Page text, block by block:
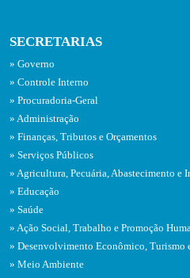
SECRETARIAS
Governo
Controle Interno
Procuradoria-Geral
Administração
Finanças, Tributos e Orçamentos
Serviços Públicos
Agricultura, Pecuária, Abastecimento e
Educação
Saúde
Ação Social, Trabalho e Promoção
Desenvolvimento Econômico, Turismo
Meio Ambiente